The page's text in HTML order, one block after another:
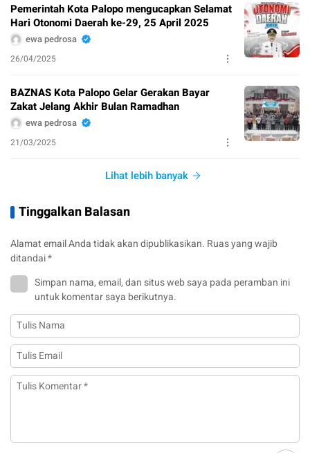
Pemerintah Kota Palopo mengucapkan Selamat
Hari Otonomi Daerah ke-29, 25 April 2025
ewa pedrosa
26/04/2025
BAZNAS Kota Palopo Gelar Gerakan Bayar
Zakat Jelang Akhir Bulan Ramadhan
ewa pedrosa
21/03/2025
Lihat lebih banyak
Tinggalkan Balasan
Alamat email Anda tidak akan dipublikasikan. Ruas yang wajib
ditandai*
Simpan nama, email, dan situs web saya pada peramban ini
untuk komentar saya berikutnya.